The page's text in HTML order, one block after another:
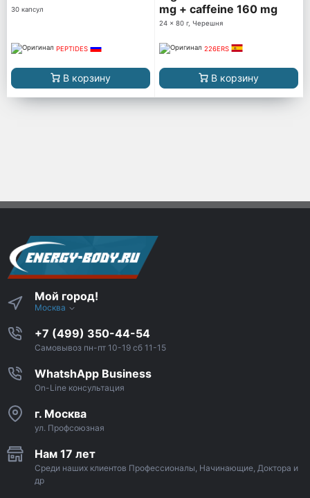
30 капсул
PEPTIDES
В корзину
mg + caffeine 160 mg
24 x 80 г, Черешня
226ERS
В корзину
Мой город!
Москва
+7 (499) 350-44-54
Самовывоз пн-пт 10-19 сб 11-15
WhatshApp Business
On-Line консультация
г. Москва
ул. Профсоюзная
Нам 17 лет
Среди наших клиентов Профессионалы, Начинающие, Доктора и
др